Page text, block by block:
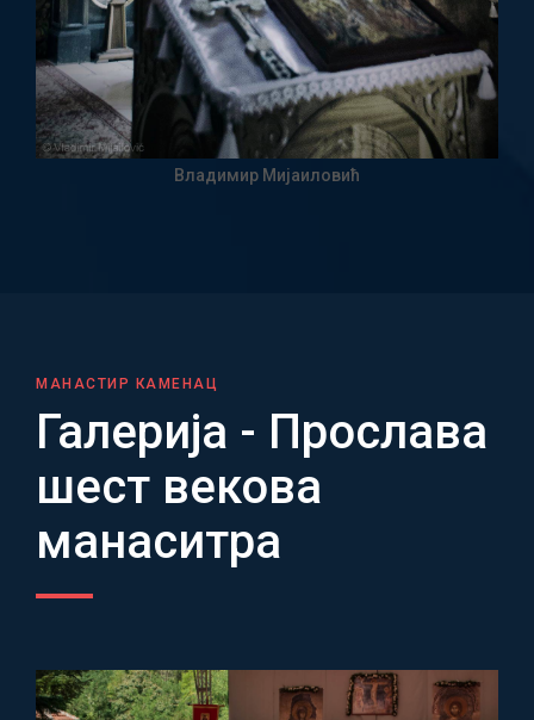
Владимир Мијаиловић
МАНАСТИР КАМЕНАЦ
Галерија - Прослава
шест векова
манаситра